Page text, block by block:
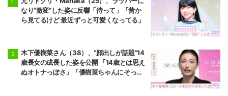
なり“激変”した姿に反響「待って」「昔か
ら見てるけど 最近ずっと可愛くなってる」
木下優樹菜さん（38）、“顔出しが話題”14
歳長女の成長した姿を公開 「14歳とは思え
ぬオトナっぽさ」「優樹菜ちゃんにそっく